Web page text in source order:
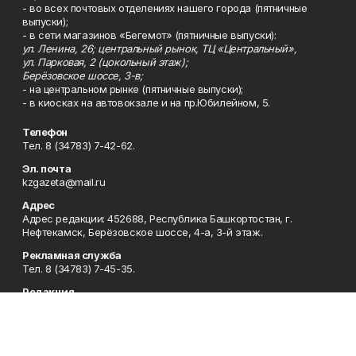
- во всех почтовых отделениях нашего города (пятничные
выпуски);
- в сети магазинов «Бегемот» (пятничные выпуски):
ул. Ленина, 26; центральный рынок, ТЦ «Центральный»,
ул. Парковая, 2 (цокольный этаж);
Берёзовское шоссе, 3-в;
- на центральном рынке (пятничные выпуски);
- в киосках на автовокзале и на пр.Юбилейном, 5.
Телефон
Тел. 8 (34783) 7-42-62.
Эл. почта
kzgazeta@mail.ru
Адрес
Адрес редакции: 452688, Республика Башкортостан, г.
Нефтекамск, Берёзовское шоссе, 4-а, 3-й этаж.
Рекламная служба
Тел. 8 (34783) 7-45-35.
Редакция